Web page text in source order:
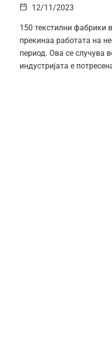
12/11/2023
150 текстилни фабрики
прекинаа работата на
период. Ова се случува
индустријата е